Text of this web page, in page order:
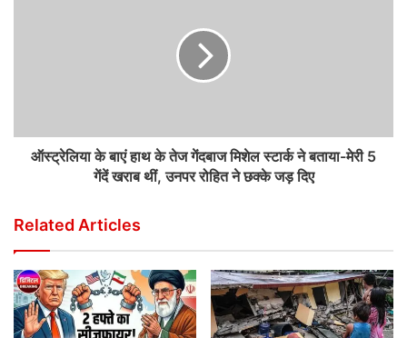
ऑस्ट्रेलिया के बाएं हाथ के तेज गेंदबाज मिशेल स्टार्क ने बताया-मेरी 5
गेंदें खराब थीं, उनपर रोहित ने छक्के जड़ दिए
Related Articles